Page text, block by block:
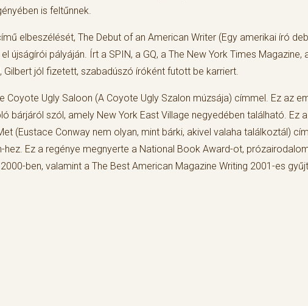
is feltűnnek.
elbeszélését, The Debut of an American Writer (Egy amerikai író
újságírói pályáján. Írt a SPIN, a GQ, a The New York Times
jól fizetett, szabadúszó íróként futott be karriert.
Coyote Ugly Saloon (A Coyote Ugly Szalon múzsája) címmel. Ez az
bárjáról szól, amely New York East Village negyedében található.
(Eustace Conway nem olyan, mint bárki, akivel valaha találkoztál)
Ez a regénye megnyerte a National Book Award-ot,
ben, valamint a The Best American Magazine Writing 2001-es